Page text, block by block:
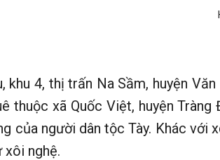
khu 4, thị trấn Na Sầm, huyện
thuộc xã Quốc Việt, huyện
của người dân tộc Tày. Khác
xôi nghệ.